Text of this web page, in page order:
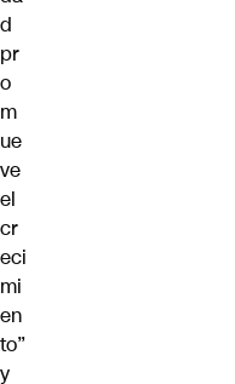
d
pr
o
m
ue
ve
el
cr
eci
mi
en
to”
y